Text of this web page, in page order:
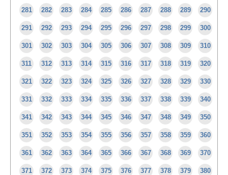
281 282 283 284 285 286 287 288 289 290
291 292 293 294 295 296 297 298 299 300
301 302 303 304 305 306 307 308 309 310
311 312 313 314 315 316 317 318 319 320
321 322 323 324 325 326 327 328 329 330
331 332 333 334 335 336 337 338 339 340
341 342 343 344 345 346 347 348 349 350
351 352 353 354 355 356 357 358 359 360
361 362 363 364 365 366 367 368 369 370
371 372 373 374 375 376 377 378 379 380